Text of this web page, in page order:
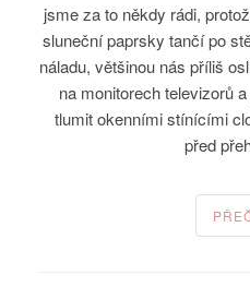
jsme za to někdy rádi,
sluneční paprsky tančí po
náladu, většinou nás příliš
na monitorech televizorů
tlumit okenními stínícími
před